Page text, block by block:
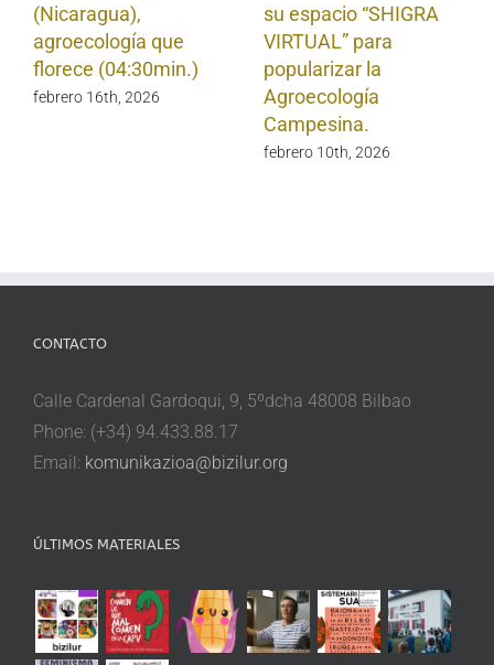
(Nicaragua),
agroecología que
florece (04:30min.)
febrero 16th, 2026
su espacio “SHIGRA
VIRTUAL” para
popularizar la
Agroecología
Campesina.
febrero 10th, 2026
CONTACTO
Calle Cardenal Gardoqui, 9, 5ºdcha 48008 Bilbao
Phone: (+34) 94.433.88.17
Email: komunikazioa@bizilur.org
ÚLTIMOS MATERIALES